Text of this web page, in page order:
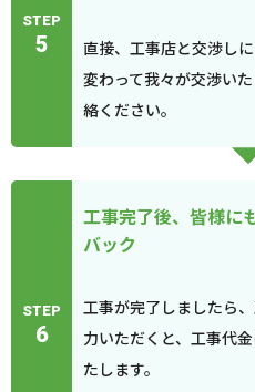
STEP
5
直接、工事店と交渉し
変わって我々が交渉い
絡ください。
STEP
6
工事完了後、皆様に
バック
工事が完了しましたら
力いただくと、工事代
たします。